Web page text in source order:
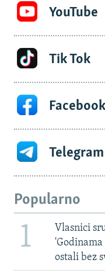
YouTube
Tik Tok
Facebook
Telegram
Popularno
1
Vlasnici
ostali bez